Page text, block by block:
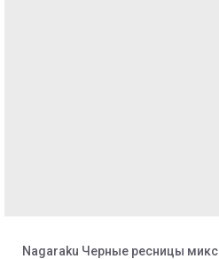
Nagaraku Черные ресницы